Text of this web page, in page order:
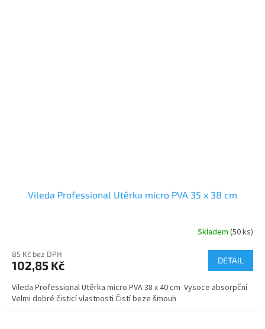
Vileda Professional Utěrka micro PVA 35 x 38 cm
produktu
je
z
5
hvězdiček.
Skladem(50 ks)
85 Kč bez DPH
102,85 Kč DETAIL
Vileda Professional Utěrka micro PVA 38 x 40 cm Vysoce absorpční
Velmi dobré čisticí vlastnosti Čistí beze šmouh